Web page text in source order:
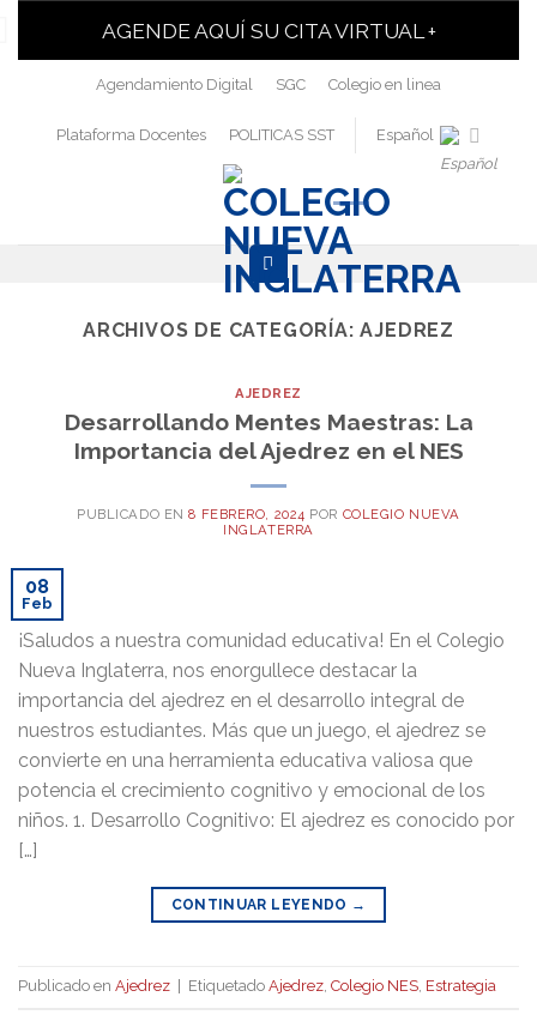
AGENDE AQUÍ SU CITA VIRTUAL +
Agendamiento Digital SGC Colegio en linea
Plataforma Docentes POLITICAS SST Español
ARCHIVOS DE CATEGORÍA:AJEDREZ
AJEDREZ
Desarrollando Mentes Maestras: La
Importancia del Ajedrez en el NES
PUBLICADO EN8 FEBRERO, 2024 POR COLEGIO NUEVA
INGLATERRA
08
Feb
¡Saludos a nuestra comunidad educativa! En el Colegio
Nueva Inglaterra, nos enorgullece destacar la
importancia del ajedrez en el desarrollo integral de
nuestros estudiantes. Más que un juego, el ajedrez se
convierte en una herramienta educativa valiosa que
potencia el crecimiento cognitivo y emocional de los
niños. 1. Desarrollo Cognitivo: El ajedrez es conocido por
[…]
CONTINUAR LEYENDO →
Publicado en Ajedrez Etiquetado Ajedrez, Colegio NES, Estrategia